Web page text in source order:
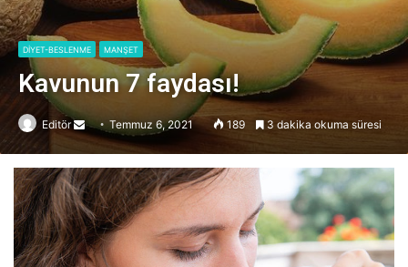
DİYET-BESLENME MANŞET
Kavunun 7 faydası!
Editör
Send
email
Temmuz 6, 2021 189 3 dakika okuma süresi